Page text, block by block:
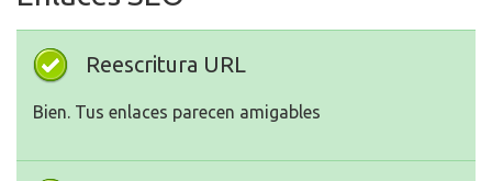
Reescritura URL
Bien. Tus enlaces parecen amigables